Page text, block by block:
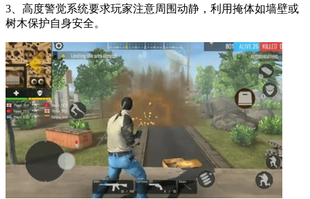
3、高度警觉系统要求玩家注意周围动静，利用掩体如墙壁或
树木保护自身安全。